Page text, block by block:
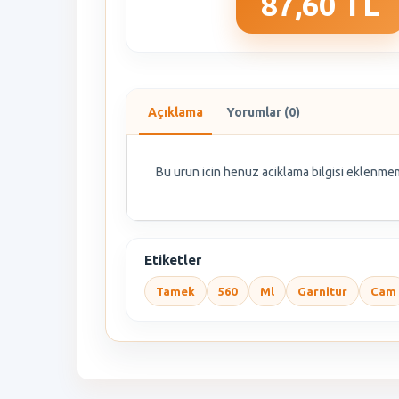
Açıklama Yorumlar (0)
Bu urun icin henuz aciklama bilgisi
Etiketler
Tamek 560 Ml Garnitur Cam